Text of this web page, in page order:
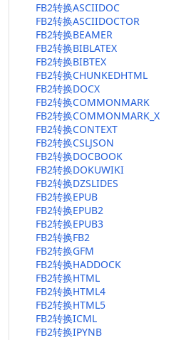
FB2转换ASCIIDOC
FB2转换ASCIIDOCTOR
FB2转换BEAMER
FB2转换BIBLATEX
FB2转换BIBTEX
FB2转换CHUNKEDHTML
FB2转换DOCX
FB2转换COMMONMARK
FB2转换COMMONMARK_X
FB2转换CONTEXT
FB2转换CSLJSON
FB2转换DOCBOOK
FB2转换DOKUWIKI
FB2转换DZSLIDES
FB2转换EPUB
FB2转换EPUB2
FB2转换EPUB3
FB2转换FB2
FB2转换GFM
FB2转换HADDOCK
FB2转换HTML
FB2转换HTML4
FB2转换HTML5
FB2转换ICML
FB2转换IPYNB